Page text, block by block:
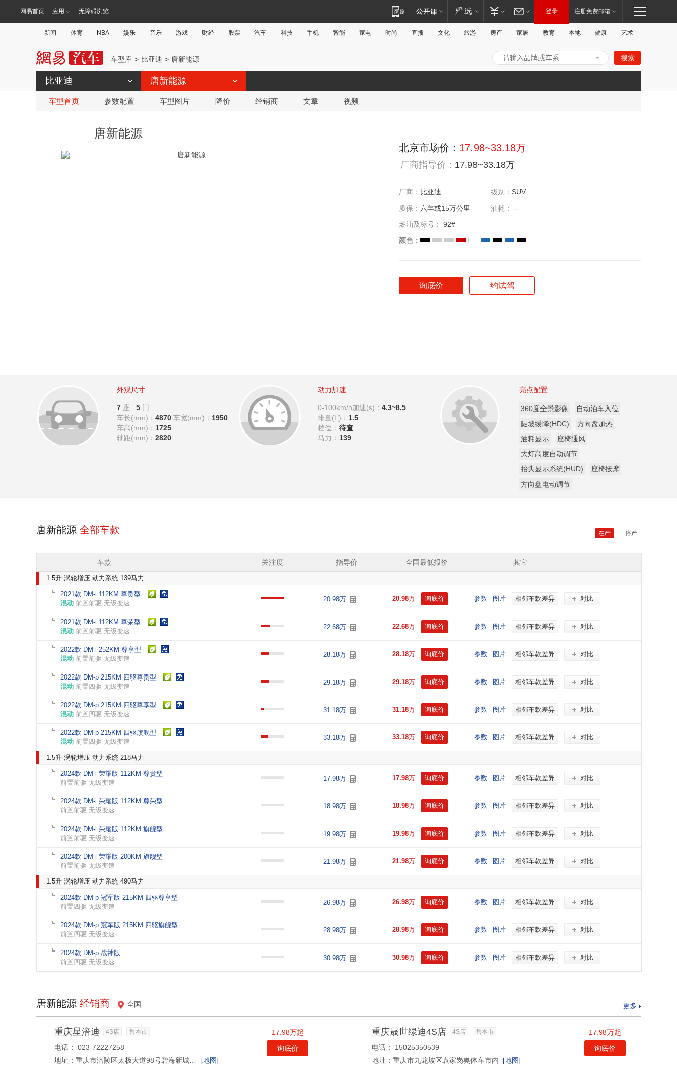
网易首页 应用 无障碍浏览 登录 注册免费邮箱
新闻 体育 NBA 娱乐 音乐 游戏 财经 股票 汽车 科技 手机 智能 家电 时尚 直播 文化 旅游 房产 家居 教育 本地 健康 艺术
车型库 比亚迪 唐新能源
藏
搜索
比亚迪 唐新能源
车型首页 参数配置 车型图片 降价 经销商 文章 视频
唐新能源
北京市场价： 17.98~33.18万
厂商指导价： 17.98~33.18万
厂商： 比亚迪 级别： SUV
质保： 六年或15万公里 油耗：
--
燃油及标号：
92#
颜色：
询底价 约试驾
外观尺寸
7座 5门
车长(mm)： 4870车宽(mm)： 1950
车高(mm)： 1725
轴距(mm)： 2820
动力加速
0-100km/h加速(s)：4.3~8.5
排量(L)： 1.5
档位：待查
马力： 139
亮点配置
360度全景影像
自动泊车入位
陡坡缓降(HDC)
方向盘加热
油耗显示
座椅通风
大灯高度自动调节
抬头显示系统(HUD)
座椅按摩
方向盘电动调节
唐新能源 全部车款 在产 停产
车款 关注度 指导价 全国最低报价 其它
1.5升 涡轮增压 动力系统 139马力
2021款 DM-i 112KM 尊贵型
混动 前置前驱 无级变速
20.98万 20.98万 询底价 参数 图片 相邻车款差异 对比
2021款 DM-i 112KM 尊荣型
混动 前置前驱 无级变速
22.68万 22.68万 询底价 参数 图片 相邻车款差异 对比
2022款 DM-i 252KM 尊享型
混动 前置前驱 无级变速
28.18万 28.18万 询底价 参数 图片 相邻车款差异 对比
2022款 DM-p 215KM 四驱尊贵型
混动 前置四驱 无级变速
29.18万 29.18万 询底价 参数 图片 相邻车款差异 对比
2022款 DM-p 215KM 四驱尊享型
混动 前置四驱 无级变速
31.18万 31.18万 询底价 参数 图片 相邻车款差异 对比
2022款 DM-p 215KM 四驱旗舰型
混动 前置四驱 无级变速
33.18万 33.18万 询底价 参数 图片 相邻车款差异 对比
1.5升 涡轮增压 动力系统 218马力
2024款 DM-i 荣耀版 112KM 尊贵型
前置前驱 无级变速
17.98万 17.98万 询底价 参数 图片 相邻车款差异 对比
2024款 DM-i 荣耀版 112KM 尊荣型
前置前驱 无级变速
18.98万 18.98万 询底价 参数 图片 相邻车款差异 对比
2024款 DM-i 荣耀版 112KM 旗舰型
前置前驱 无级变速
19.98万 19.98万 询底价 参数 图片 相邻车款差异 对比
2024款 DM-i 荣耀版 200KM 旗舰型
前置前驱 无级变速
21.98万 21.98万 询底价 参数 图片 相邻车款差异 对比
1.5升 涡轮增压 动力系统 490马力
2024款 DM-p 冠军版 215KM 四驱尊享型
前置四驱 无级变速
26.98万 26.98万 询底价 参数 图片 相邻车款差异 对比
2024款 DM-p 冠军版 215KM 四驱旗舰型
前置四驱 无级变速
28.98万 28.98万 询底价 参数 图片 相邻车款差异 对比
2024款 DM-p 战神版
前置四驱 无级变速
30.98万 30.98万 询底价 参数 图片 相邻车款差异 对比
唐新能源 经销商 全国 更多
重庆星涪迪 4S店 售本市
电话：
023-72227258
地址：
[地图]
17.98万起
询底价
重庆晟世绿迪4S店 4S店 售本市
电话：
15025350539
地址： 重庆市九龙坡区袁家岗奥体车市内 [地图]
17.98万起
询底价